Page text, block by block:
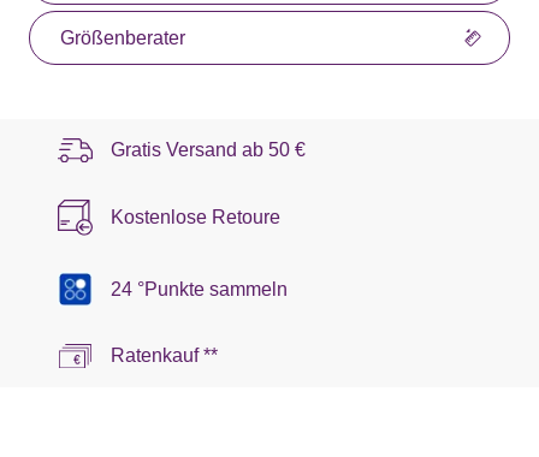
Größenberater
Gratis Versand ab 50 €
Kostenlose Retoure
24 °Punkte sammeln
Ratenkauf **